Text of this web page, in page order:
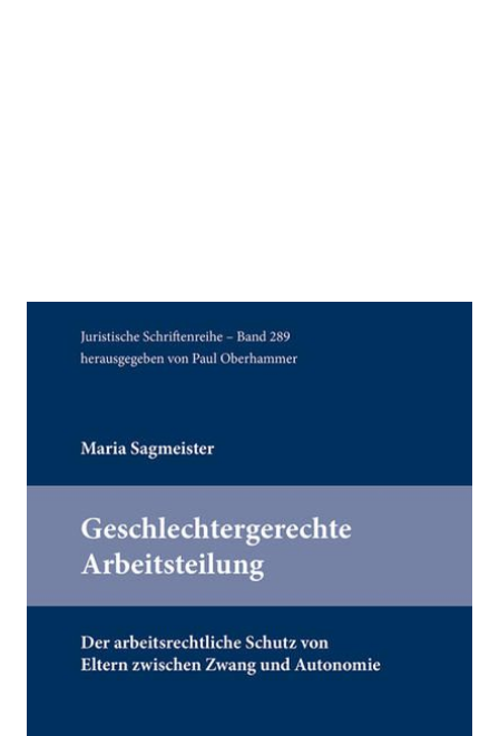
Geschlechtergerechte
Zur Wunschliste hinzufügen
Der arbeitsrechtliche Schutz von Eltern zwischen
Zwang und Autonomie
VonMaria Sagmeister
Verlag: Verlag Österreich 27.05.2021